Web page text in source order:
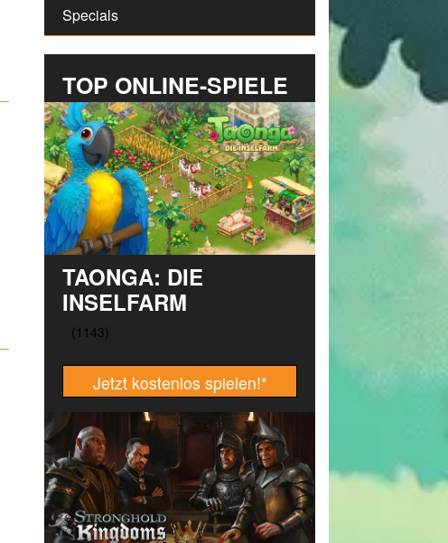
Specials
TOP ONLINE-SPIELE
TAONGA: DIE
INSELFARM
Jetzt kostenlos spielen!*